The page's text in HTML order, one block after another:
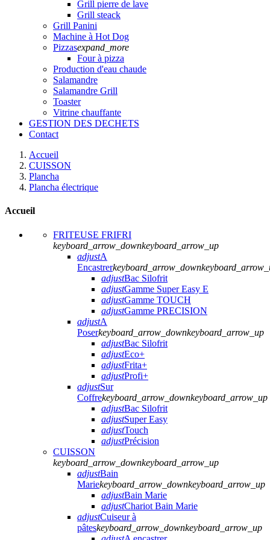
Grill pierre de lave
Grill steack
Grill Panini
Machine à Hot Dog
Pizzasexpand_more
Four à pizza
Production d'eau chaude
Salamandre
Salamandre Grill
Toaster
Vitrine chauffante
GESTION DES DECHETS
Contact
Accueil
CUISSON
Plancha
Plancha électrique
Accueil
FRITEUSE FRIFRI
keyboard_arrow_downkeyboard_arrow_up
adjustA
Encastrerkeyboard_arrow_down
adjustBac Silofrit
adjustGamme Super Easy E
adjustGamme TOUCH
adjustGamme PRECISION
adjustA
Poserkeyboard_arrow_downkeyboard_arrow_up
adjustBac Silofrit
adjustEco+
adjustFrita+
adjustProfi+
adjustSur
Coffrekeyboard_arrow_downkeyboard_arrow_up
adjustBac Silofrit
adjustSuper Easy
adjustTouch
adjustPrécision
CUISSON
keyboard_arrow_downkeyboard_arrow_up
adjustBain
Mariekeyboard_arrow_downkeyboard_arrow_up
adjustBain Marie
adjustChariot Bain Marie
adjustCuiseur à
pâteskeyboard_arrow_downkeyboard_arrow_up